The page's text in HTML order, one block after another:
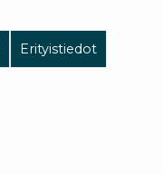
Erityistiedot